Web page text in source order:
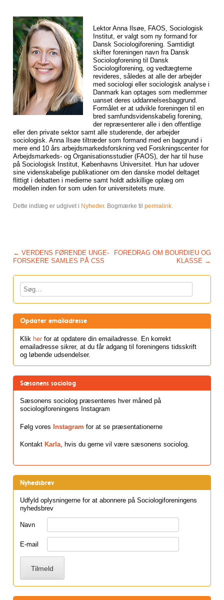
Lektor Anna Ilsøe, FAOS, Sociologisk
Institut, er valgt som ny formand for
Dansk Sociologiforening. Samtidigt
skifter foreningen navn fra Dansk
Sociologforening til Dansk
Sociologiforening, og vedtægterne
revideres, således at alle der arbejder
med sociologi eller sociologisk analyse i
Danmark kan optages som medlemmer
uanset deres uddannelsesbaggrund.
Formålet er at udvikle foreningen til en
bred samfundsvidenskabelig forening,
der repræsenterer alle i den offentlige
eller den private sektor samt alle studerende, der arbejder
sociologisk. Anna Ilsøe tiltræder som formand med en baggrund i
mere end 10 års arbejdsmarkedsforskning ved Forskningscenter for
Arbejdsmarkeds- og Organisationsstudier (FAOS), der har til huse
på Sociologisk Institut, Københavns Universitet. Hun har udover
sine videnskabelige publikationer om den danske model deltaget
flittigt i debatten i medierne samt holdt adskillige oplæg om
modellen inden for som uden for universitetets mure.
Dette indlæg er udgivet i Nyheder. Bogmærke til permalink.
Post navigation
FOREDRAG OM BOURDIEU OG
KLASSE →
← VERDENS FØRENDE UNGE-
FORSKERE SAMLES PÅ CSS
Søg
Opdater emailadresse
Klik her for at opdatere din emailadresse. En korrekt
emailadresse sikrer, at du får adgang til foreningens tidsskrift
og løbende udsendelser.
Sæsonens sociolog
Sæsonens sociolog præsenteres hver måned på
sociologiforeningens Instagram
Følg vores Instagram for at se præsentationerne
Kontakt Karla, hvis du gerne vil være sæsonens sociolog.
Nyhedsbrev
Udfyld oplysningerne for at abonnere på Sociologiforeningens
nyhedsbrev
Navn
E-mail